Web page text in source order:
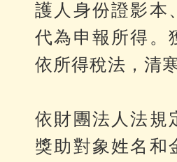
護人身份證影本
代為申報所得。
依所得稅法，清
依財團法人法規
獎助對象姓名和